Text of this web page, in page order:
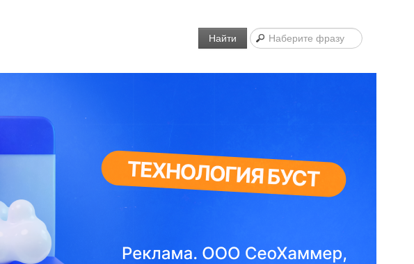
Найти